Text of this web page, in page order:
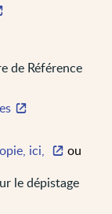
de Référence
ici,
ou
le dépistage